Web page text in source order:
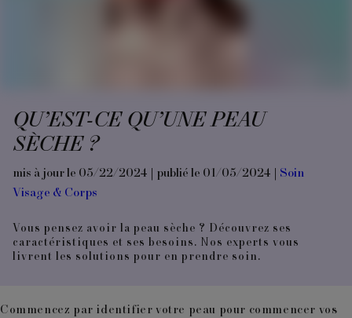
QU’EST-CE QU’UNE PEAU
SÈCHE ?
mis à jour le 05/22/2024 | publié le 01/05/2024 | Soin
Visage & Corps
Vous pensez avoir la peau sèche ? Découvrez ses
caractéristiques et ses besoins. Nos experts vous
livrent les solutions pour en prendre soin.
Commencez par identifier votre peau pour commencer vos